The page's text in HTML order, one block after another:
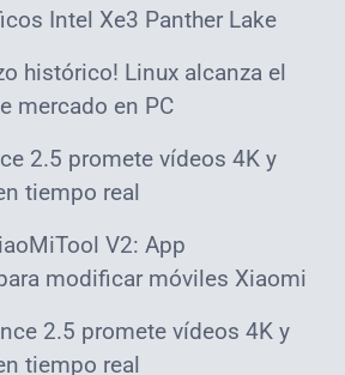
Intel Xe3 Panther Lake
histórico! Linux alcanza el
mercado en PC
2.5 promete vídeos 4K y
tiempo real
V2: App
modificar móviles Xiaomi
2.5 promete vídeos 4K y
tiempo real